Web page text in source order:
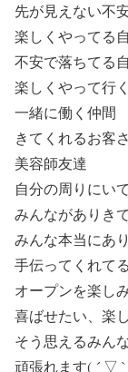
先が見えない不
楽しくやってる
不安で落ちてる
楽しくやって行
一緒に働く仲間
きてくれるお客
美容師友達
自分の周りにい
みんながありきで
みんな本当にあ
手伝ってくれてる
オープンを楽し
喜ばせたい、楽
そう思えるみん
頑張れます( ´ ▽